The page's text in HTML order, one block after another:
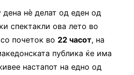
нè делат од еден од
спектакли ова лето во
почеток во 22 часот, на
публика ќе има
настапот на едно од